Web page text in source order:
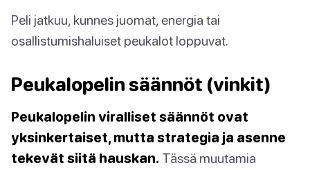
Peli jatkuu, kunnes juomat, energia tai
osallistumishaluiset peukalot loppuvat.
Peukalopelin säännöt (vinkit)
Peukalopelin viralliset säännöt ovat
yksinkertaiset, mutta strategia ja asenne
tekevät siitä hauskan. Tässä muutamia